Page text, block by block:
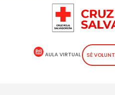
AULA VIRTUAL SÉ